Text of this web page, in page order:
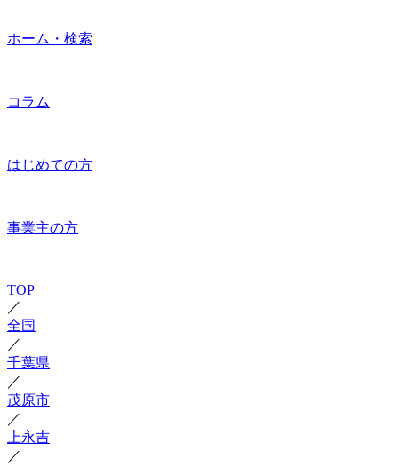
ホーム・検索
コラム
はじめての方
事業主の方
TOP
／
全国
／
千葉県
／
茂原市
／
上永吉
／